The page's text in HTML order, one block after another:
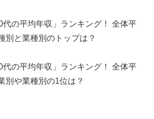
代の平均年収」ランキング！ 全体平
別と業種別のトップは？
代の平均年収」ランキング！ 全体平
別や業種別の1位は？